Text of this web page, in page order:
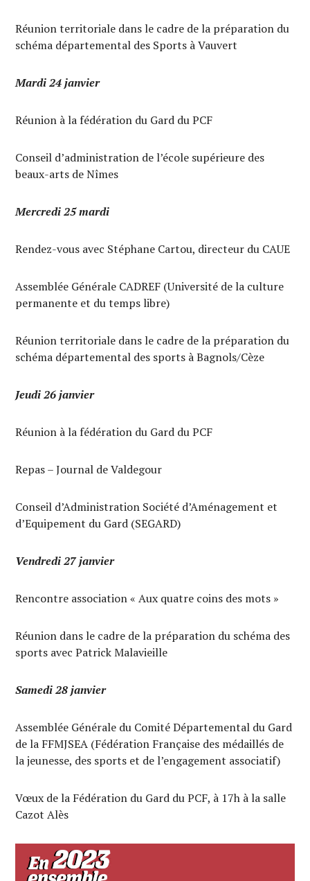
Réunion territoriale dans le cadre de la préparation du
schéma départemental des Sports à Vauvert
Mardi 24 janvier
Réunion à la fédération du Gard du PCF
Conseil d’administration de l’école supérieure des
beaux-arts de Nîmes
Mercredi 25 mardi
Rendez-vous avec Stéphane Cartou, directeur du CAUE
Assemblée Générale CADREF (Université de la culture
permanente et du temps libre)
Réunion territoriale dans le cadre de la préparation du
schéma départemental des sports à Bagnols/Cèze
Jeudi 26 janvier
Réunion à la fédération du Gard du PCF
Repas – Journal de Valdegour
Conseil d’Administration Société d’Aménagement et
d’Equipement du Gard (SEGARD)
Vendredi 27 janvier
Rencontre association « Aux quatre coins des mots »
Réunion dans le cadre de la préparation du schéma des
sports avec Patrick Malavieille
Samedi 28 janvier
Assemblée Générale du Comité Départemental du Gard
de la FFMJSEA (Fédération Française des médaillés de
la jeunesse, des sports et de l’engagement associatif)
Vœux de la Fédération du Gard du PCF, à 17h à la salle
Cazot Alès